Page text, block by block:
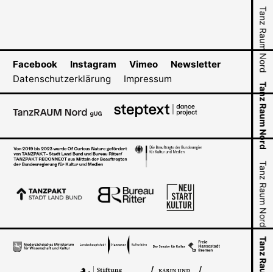
Facebook Instagram Vimeo
Newsletter
Datenschutzerklärung
Impressum
Tanz Raum Nord
Tanz Raum Nord
Tanz Raum Nord
Tanz Raum Nord
Tanz Raum Nord
Tanz Raum Nord
Tanz Raum Nord
Tanz Raum Nord